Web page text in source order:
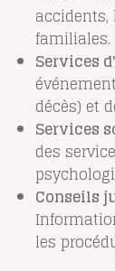
familiales.
Services
décès) et
Services
des
Conseils
les